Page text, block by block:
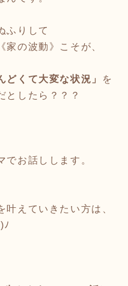
ふりして
家の波動》こそが、
どくて大変な状況」
を
としたら？？？
でお話しします。
叶えていきたい方は、
ﾉ